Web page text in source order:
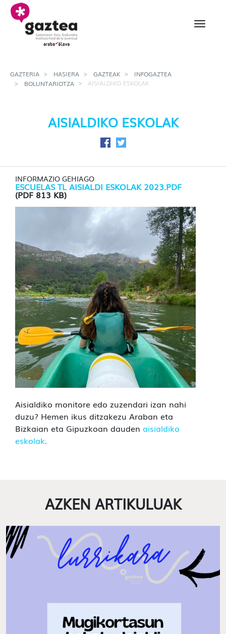
Eduki nagusira joan
Aisialdiko eskolak -
GAZTERIA HASIERA GAZTEAK
INFOGAZTEA
BOLUNTARIOTZA
AISIALDIKO ESKOLAK
AISIALDIKO ESKOLAK
Facebook-en partekatu
Twitter-en partekatu
INFORMAZIO GEHIAGO
ESCUELAS TL AISIALDI ESKOLAK 2023.PDF
(PDF 813 KB)
Aisialdiko monitore edo zuzendari izan nahi
duzu? Hemen ikus ditzakezu Araban eta
Bizkaian eta Gipuzkoan dauden aisialdiko
eskolak.
AZKEN ARTIKULUAK